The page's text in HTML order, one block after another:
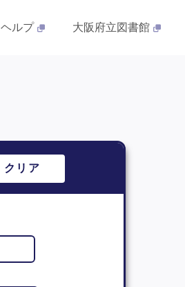
ヘルプ 大阪府立図書館
クリア